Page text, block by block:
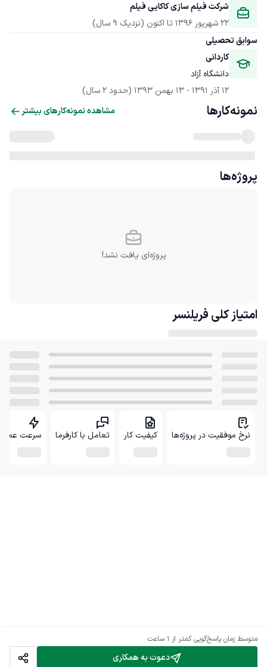
دعوت به همکاری
متوسط زمان پاسخ‌گویی کمتر از 1 ساعت
شرکت فیلم سازی کاکایی فیلم
22 شهریور 1396
تا اکنون (نزدیک 9 سال)
سوابق تحصیلی
کاردانی
دانشگاه آزاد
12 آذر 1391
- 13 بهمن 1393 (حدود 2 سال)
نمونه‌کارها مشاهده نمونه‌کارهای بیشتر
پروژه‌ها
پروژه‌ای یافت نشد!
امتیاز کلی فریلنسر
نرخ موفقیت در پروژه‌ها کیفیت کار تعامل با کارفرما سرعت عمل